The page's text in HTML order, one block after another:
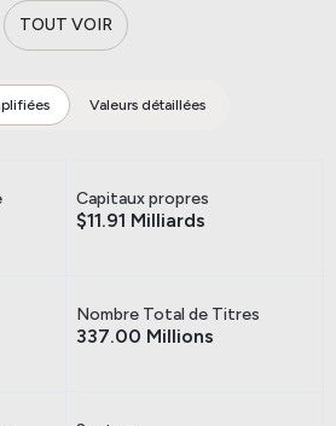
TOUT VOIR
Valeurs détaillées
Capitaux propres
$11.91 Milliards
Nombre Total de Titres
337.00 Millions